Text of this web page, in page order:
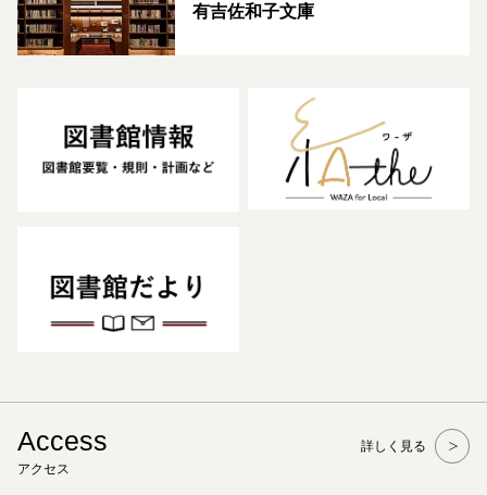
有吉佐和子文庫
Access
アクセス
詳しく見る